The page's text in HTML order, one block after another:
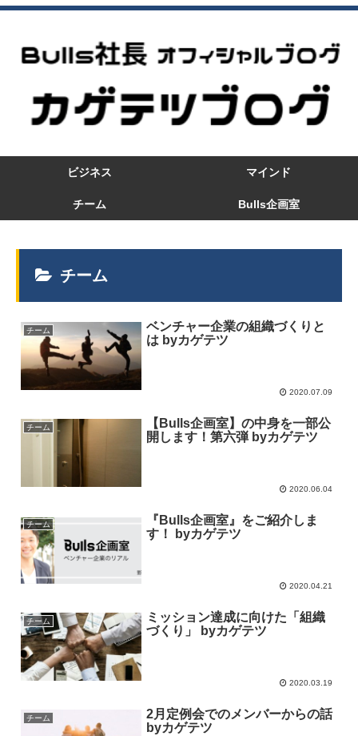
ビジネス マインド
チーム Bulls企画室
チーム
チーム
ベンチャー企業の組織づくりと
は byカゲテツ
2020.07.09
チーム
【Bulls企画室】の中身を一部公
開します！第六弾 byカゲテツ
2020.06.04
チーム
『Bulls企画室』をご紹介しま
す！ byカゲテツ
2020.04.21
チーム
ミッション達成に向けた「組織
づくり」 byカゲテツ
2020.03.19
チーム
2月定例会でのメンバーからの話
byカゲテツ